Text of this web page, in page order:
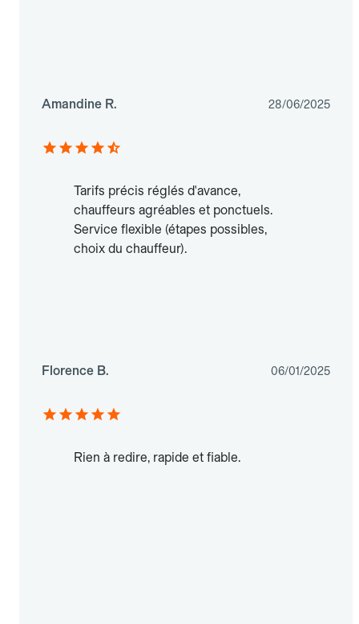
Amandine R. 28/06/2025
Tarifs précis réglés d'avance,
chauffeurs agréables et ponctuels.
Service flexible (étapes possibles,
choix du chauffeur).
Florence B. 06/01/2025
Rien à redire, rapide et fiable.